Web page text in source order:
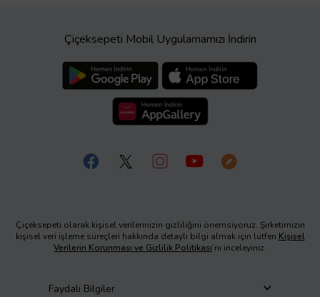
Çiçeksepeti Mobil Uygulamamızı İndirin
Çiçeksepeti olarak kişisel verilerinizin gizliliğini önemsiyoruz. Şirketimizin
kişisel veri işleme süreçleri hakkında detaylı bilgi almak için lütfen Kişisel
Verilerin Korunması ve Gizlilik Politikası’nı inceleyiniz.
Faydalı Bilgiler